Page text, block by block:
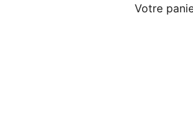
Votre